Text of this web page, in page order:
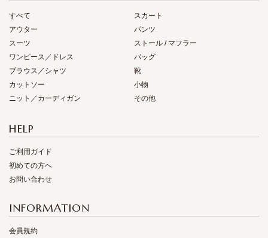
すべて
アウター
スーツ
ワンピース／ドレス
ブラウス／シャツ
カットソー
ニット／カーディガン
スカート
パンツ
ストール / マフラー
バッグ
靴
小物
その他
HELP
ご利用ガイド
初めての方へ
お問い合わせ
INFORMATION
会員規約